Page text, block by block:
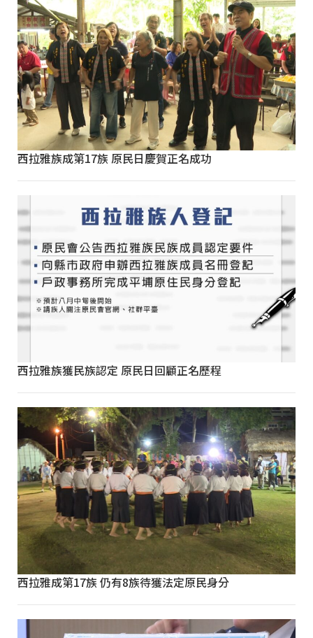
西拉雅族成第17族 原民日慶賀正名成功
西拉雅族獲民族認定 原民日回顧正名歷程
西拉雅成第17族 仍有8族待獲法定原民身分